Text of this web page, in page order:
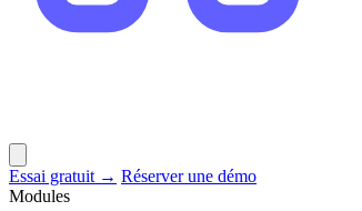
Essai gratuit → Réserver une démo
Modules